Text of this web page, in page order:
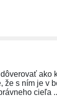
ako
že s ním je v
cieľa